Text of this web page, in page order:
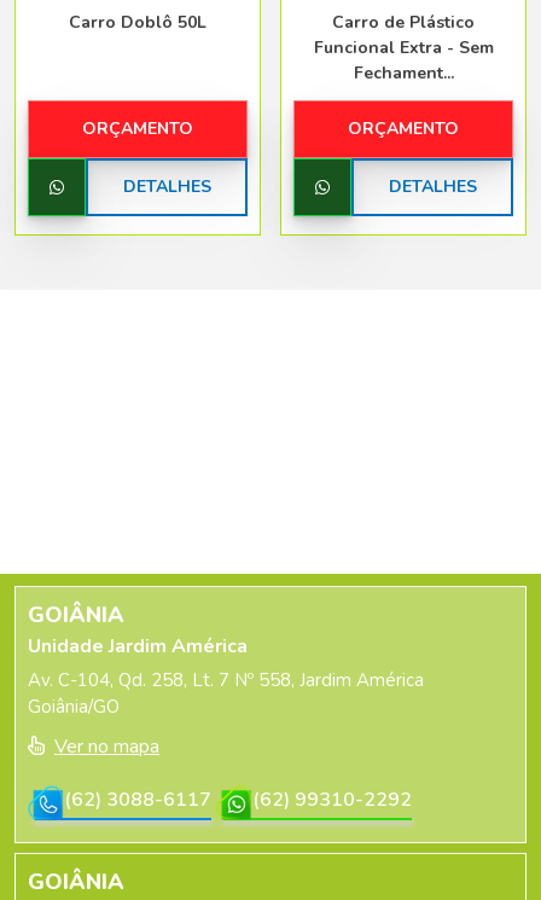
Carro Doblô 50L
ORÇAMENTO
DETALHES
Carro de Plástico
Funcional Extra - Sem
Fechament...
ORÇAMENTO
DETALHES
GOIÂNIA
Unidade Jardim América
Av. C-104, Qd. 258, Lt. 7 Nº 558, Jardim América
Goiânia/GO
Ver no mapa
(62) 3088-6117
(62) 99310-2292
GOIÂNIA